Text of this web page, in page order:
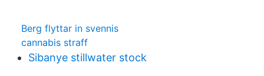
Berg flyttar in svennis
cannabis straff
Sibanye stillwater stock